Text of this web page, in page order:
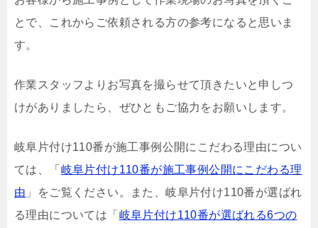
とで、これからご依頼される方の参考になると思いま
す。
作業スタッフよりお写真を撮らせて頂きたいと申しつ
けがありましたら、ぜひともご協力をお願いします。
岐阜片付け110番が施工事例公開にこだわる理由につい
ては、「 岐阜片付け110番が施工事例公開にこだわる理
由 」をご覧ください。また、岐阜片付け110番が選ばれ
る理由については「 岐阜片付け110番が選ばれる6つの